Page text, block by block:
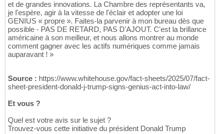
et de grandes innovations. La Chambre des représentants va,
je l'espère, agir à la vitesse de l'éclair et adopter une loi
GENIUS « propre ». Faites-la parvenir à mon bureau dès que
possible - PAS DE RETARD, PAS D'AJOUT. C'est la brillance
américaine à son meilleur, et nous allons montrer au monde
comment gagner avec les actifs numériques comme jamais
auparavant ! »
Source : https://www.whitehouse.gov/fact-sheets/2025/07/fact-
sheet-president-donald-j-trump-signs-genius-act-into-law/
Et vous ?
Quel est votre avis sur le sujet ?
Trouvez-vous cette initiative du président Donald Trump